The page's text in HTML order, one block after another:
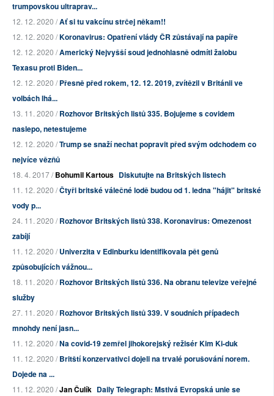
trumpovskou ultraprav...
12. 12. 2020 /Ať si tu vakcínu strčej někam!!
12. 12. 2020 /Koronavirus: Opatření vlády ČR zůstávají na papíře
12. 12. 2020 /Americký Nejvyšší soud jednohlasně odmítl žalobu
Texasu proti Biden...
12. 12. 2020 /Přesně před rokem, 12. 12. 2019, zvítězil v Británii ve
volbách lhá...
13. 11. 2020 /Rozhovor Britských listů 335. Bojujeme s covidem
naslepo, netestujeme
12. 12. 2020 /Trump se snaží nechat popravit před svým odchodem co
nejvíce vězňů
18. 4. 2017 /Bohumil Kartous Diskutujte na Britských listech
11. 12. 2020 /Čtyři britské válečné lodě budou od 1. ledna "hájit" britské
vody p...
24. 11. 2020 /Rozhovor Britských listů 338. Koronavirus: Omezenost
zabíjí
11. 12. 2020 /Univerzita v Edinburku identifikovala pět genů
způsobujících vážnou...
18. 11. 2020 /Rozhovor Britských listů 336. Na obranu televize veřejné
služby
27. 11. 2020 /Rozhovor Britských listů 339. V soudních případech
mnohdy není jasn...
11. 12. 2020 /Na covid-19 zemřel jihokorejský režisér Kim Ki-duk
11. 12. 2020 /Britští konzervativci dojeli na trvalé porušování norem.
Dojede na ...
11. 12. 2020 /Jan Čulík Daily Telegraph: Mstivá Evropská unie se